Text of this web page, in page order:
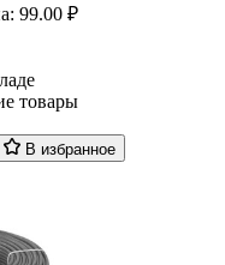
99.00 ₽
товары
В избранное